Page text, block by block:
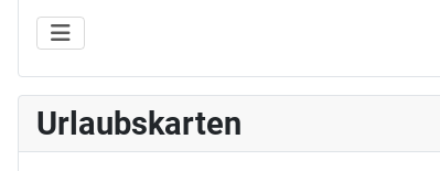
Urlaubskarten